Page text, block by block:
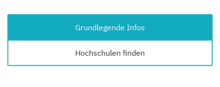
Grundlegende Infos
Hochschulen finden